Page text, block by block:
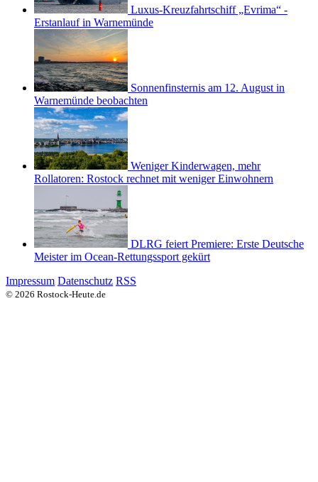
Luxus-Kreuzfahrtschiff „Evrima“ -
Erstanlauf in Warnemünde
Sonnenfinsternis am 12. August in
Warnemünde beobachten
Weniger Kinderwagen, mehr
Rollatoren: Rostock rechnet mit weniger Einwohnern
DLRG feiert Premiere: Erste Deutsche
Meister im Ocean-Rettungssport gekürt
Impressum Datenschutz RSS
© 2026 Rostock-Heute.de